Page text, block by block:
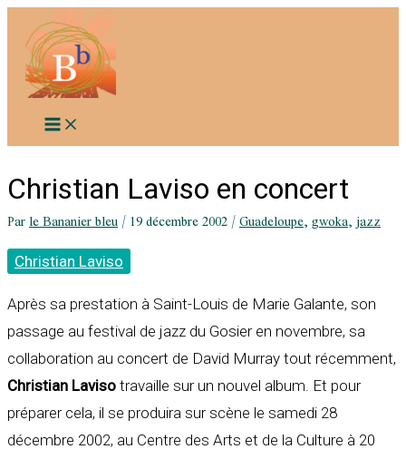
contenu
Christian Laviso en concert
Parle Bananier bleu/19 décembre 2002/Guadeloupe,gwoka,jazz
Christian Laviso
Après sa prestation à Saint-Louis de Marie Galante, son
passage au festival de jazz du Gosier en novembre, sa
collaboration au concert de David Murray tout récemment,
Christian Laviso travaille sur un nouvel album. Et pour
préparer cela, il se produira sur scène le samedi 28
décembre 2002, au Centre des Arts et de la Culture à 20